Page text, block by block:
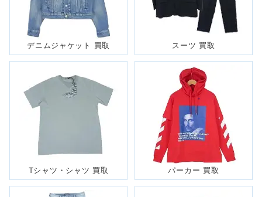
ジャケット
バブアーのベストセラー「ビデイル」を細身スタイルにアップ
デートしたスリムフィットな「ビデイルSL」。ビームスやソフ
などともコラボを果たすバブアー定番モデルですので、毎シー
～18,000円買取
ロンハーマン
× THE NORTH FACE
インサレーションジャケット
「RHC × THE NORTH FACE PURPLE LABEL Y2078N
GORE-TEX INFINIUM Insulation Jacket」。ロンハーマンと
デニムジャケット 買取 スーツ 買取
Tシャツ・シャツ 買取 パーカー 買取